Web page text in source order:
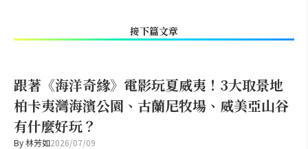
接下篇文章
跟著《海洋奇緣》電影玩夏威夷！3大取景地
柏卡夷灣海濱公園、古蘭尼牧場、威美亞山谷
有什麼好玩？
By林芳如2026/07/09